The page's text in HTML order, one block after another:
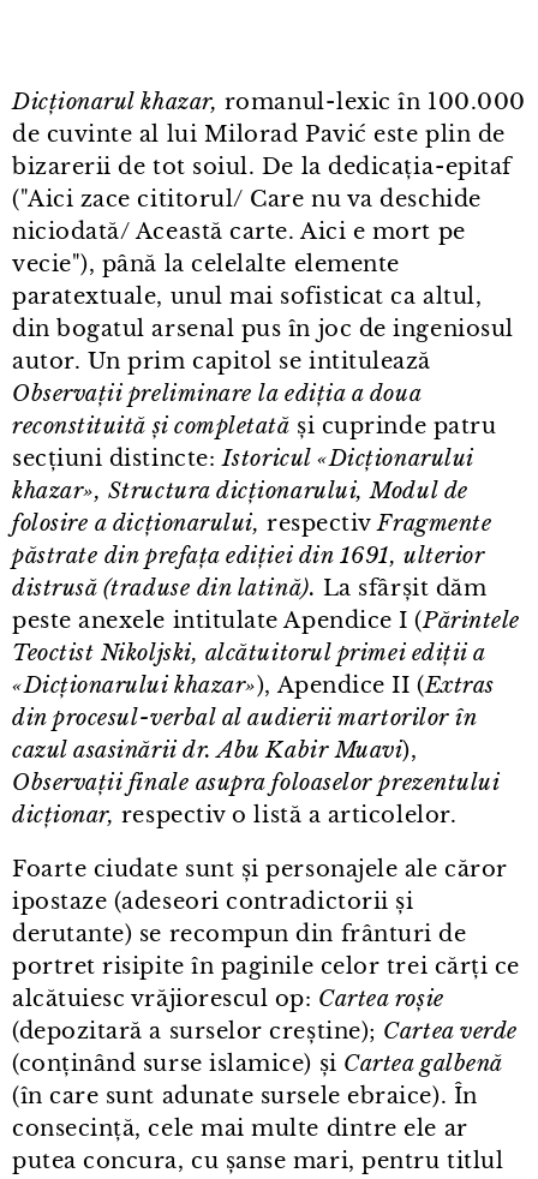
Dicționarul khazar, romanul⁠-⁠lexic în 100.000
de cuvinte al lui Milorad Pavić este plin de
bizarerii de tot soiul. De la dedicația⁠-⁠epitaf
("Aici zace cititorul/ Care nu va deschide
niciodată/ Această carte. Aici e mort pe
vecie"), până la celelalte elemente
paratextuale, unul mai sofisticat ca altul,
din bogatul arsenal pus în joc de ingeniosul
autor. Un prim capitol se intitulează
Observații preliminare la ediția a doua
reconstituită și completată și cuprinde patru
secțiuni distincte:Istoricul «Dicționarului
khazar», Structura dicționarului, Modul de
folosire a dicționarului, respectivFragmente
păstrate din prefața ediției din 1691, ulterior
distrusă (traduse din latină). La sfârșit dăm
peste anexele intitulate Apendice I (Părintele
Teoctist Nikoljski, alcătuitorul primei ediții a
«Dicționarului khazar»), Apendice II (Extras
din procesul⁠-⁠verbal al audierii martorilor în
cazul asasinării dr. Abu Kabir Muavi),
Observații finale asupra foloaselor prezentului
dicționar, respectiv o listă a articolelor.
Foarte ciudate sunt și personajele ale căror
ipostaze (adeseori contradictorii și
derutante) se recompun din frânturi de
portret risipite în paginile celor trei cărți ce
alcătuiesc vrăjiorescul op: Cartea roșie
(depozitară a surselor creștine); Cartea verde
(conținând surse islamice) și Cartea galbenă
(în care sunt adunate sursele ebraice). În
consecință, cele mai multe dintre ele ar
putea concura, cu șanse mari, pentru titlul